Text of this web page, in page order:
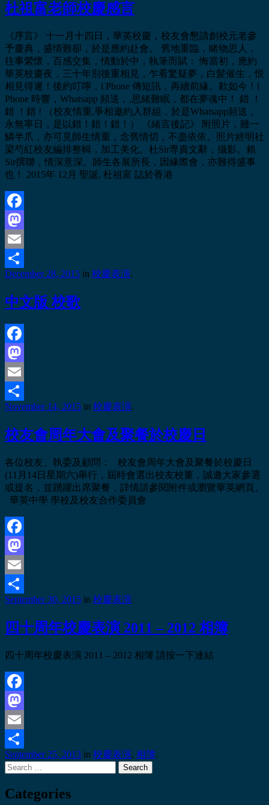
杜祖富老師校慶感言
《序言》 十一月十四日，華英校慶，校友會懇請創校元老參
予慶典，盛情難卻，於是應約赴會。 舊地重臨，睹物思人，
往事縈懷，百感交集，情動於中，執筆而賦： 悔當初，應約
華英校慶夜，三十年別後重相見，乍看驚疑夢，白髪催生，恨
相見得遲！後約叮嚀，l Phone 傳短訊，再續前緣。歎如今！l
Phone 時響，Whatsapp 頻送，,思緒難眠，都在夢魂中！ 錯 ！
錯 ！錯 ! （校友情重,爭相邀約入群組，於是Whatsapp頻送，
永無寧日，是以錯！錯！錯！） 《緒言後記》 附照片，雖一
鱗半爪，亦可見師生情重，念舊情切，不盡依依。照片經明社
梁芍紅校友編排整輯，加工美化。杜Sir専責文辭，攝影。賴
Sir撰聯，情深意深。師生各展所長，因緣際會，亦難得盛事
也！ 2015年 12月 聖誕, 杜祖富 誌於香港
Facebook
Mastodon
Email
Share
December 28, 2015 in 校慶表演.
中文版 校歌
Facebook
Mastodon
Email
Share
November 14, 2015 in 校慶表演.
校友會周年大會及聚餐於校慶日
各位校友、執委及顧問： 校友會周年大會及聚餐於校慶日
(11月14日星期六)舉行，屆時會選出校友校董，誠邀大家參選
或提名，並踴躍出席聚餐，詳情請參閱附件或瀏覽華英網頁。
華英中學 學校及校友合作委員會
Facebook
Mastodon
Email
Share
September 30, 2015 in 校慶表演.
四十周年校慶表演 2011 – 2012 相簿
四十周年校慶表演 2011 – 2012 相簿 請按一下連結
Facebook
Mastodon
Email
Share
September 25, 2013 in 校慶表演, 相簿.
Search
Categories